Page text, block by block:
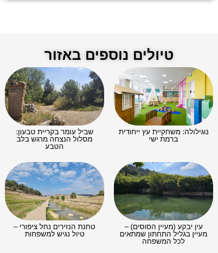
טיולים נוספים באזור
נוגילולה: משחקיית עץ ייחודית
ברמת ישי
שביל עומר בקריית טבעון:
מסלול הנצחה מרגש בלב
הטבע
עין יבקע (מעיין הסוסים) –
מעיין בגליל התחתון שמתאים
לכל המשפחה
טחנת הנזירים נחל ציפורי –
טיול נגיש למשפחות